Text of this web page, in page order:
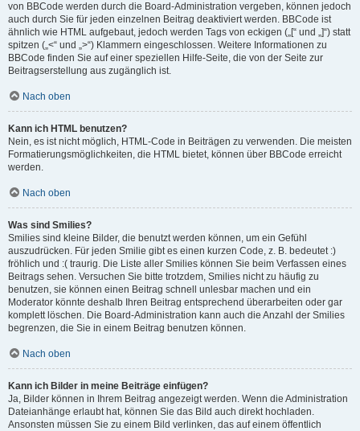
von BBCode werden durch die Board-Administration vergeben, können jedoch
auch durch Sie für jeden einzelnen Beitrag deaktiviert werden. BBCode ist
ähnlich wie HTML aufgebaut, jedoch werden Tags von eckigen („[“ und „]“) statt
spitzen („<“ und „>“) Klammern eingeschlossen. Weitere Informationen zu
BBCode finden Sie auf einer speziellen Hilfe-Seite, die von der Seite zur
Beitragserstellung aus zugänglich ist.
Nach oben
Kann ich HTML benutzen?
Nein, es ist nicht möglich, HTML-Code in Beiträgen zu verwenden. Die meisten
Formatierungsmöglichkeiten, die HTML bietet, können über BBCode erreicht
werden.
Nach oben
Was sind Smilies?
Smilies sind kleine Bilder, die benutzt werden können, um ein Gefühl
auszudrücken. Für jeden Smilie gibt es einen kurzen Code, z. B. bedeutet :)
fröhlich und :( traurig. Die Liste aller Smilies können Sie beim Verfassen eines
Beitrags sehen. Versuchen Sie bitte trotzdem, Smilies nicht zu häufig zu
benutzen, sie können einen Beitrag schnell unlesbar machen und ein
Moderator könnte deshalb Ihren Beitrag entsprechend überarbeiten oder gar
komplett löschen. Die Board-Administration kann auch die Anzahl der Smilies
begrenzen, die Sie in einem Beitrag benutzen können.
Nach oben
Kann ich Bilder in meine Beiträge einfügen?
Ja, Bilder können in Ihrem Beitrag angezeigt werden. Wenn die Administration
Dateianhänge erlaubt hat, können Sie das Bild auch direkt hochladen.
Ansonsten müssen Sie zu einem Bild verlinken, das auf einem öffentlich